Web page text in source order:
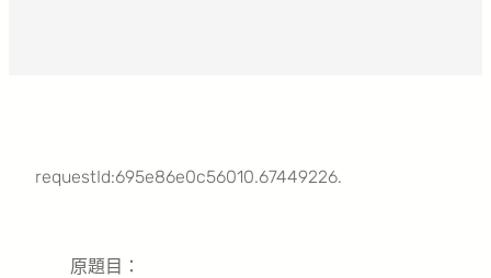
requestId:695e86e0c56010.67449226.
原題目：